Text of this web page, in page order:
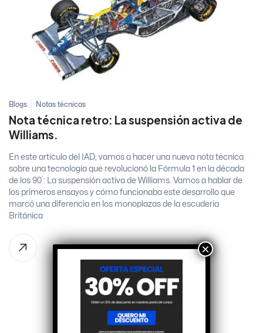
Blogs Notas técnicas
Nota técnica retro: La suspensión activa de
Williams.
En este artículo del IAD, vamos a hacer una nueva nota técnica
sobre una tecnología que revolucionó la Fórmula 1 en la década
de los 90´: La suspensión activa de Williams. Vamos a hablar de
los primeros ensayos y cómo funcionaba este desarrollo que
marcó una diferencia en los monoplazas de la escudería
Británica
×